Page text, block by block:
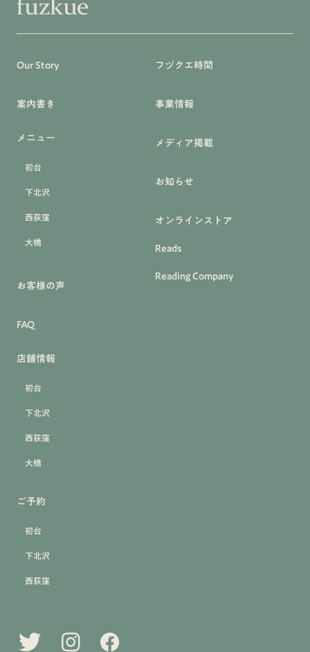
Our Story
案内書き
メニュー
初台
下北沢
西荻窪
大橋
お客様の声
FAQ
店舗情報
初台
下北沢
西荻窪
大橋
ご予約
初台
下北沢
西荻窪
フヅクエ時間
事業情報
メディア掲載
お知らせ
オンラインストア
Reads
Reading Company